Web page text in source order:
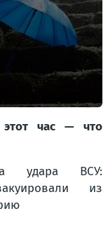
этот час — что
удара ВСУ:
из